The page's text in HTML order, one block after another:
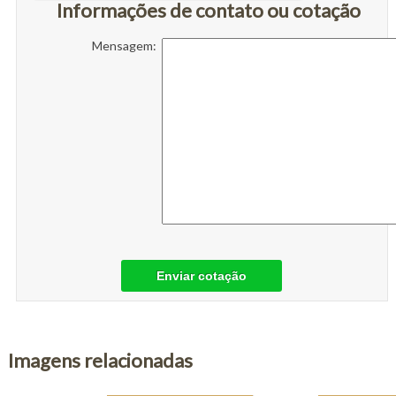
Informações de contato ou cotação
Mensagem:
Enviar cotação
Imagens relacionadas